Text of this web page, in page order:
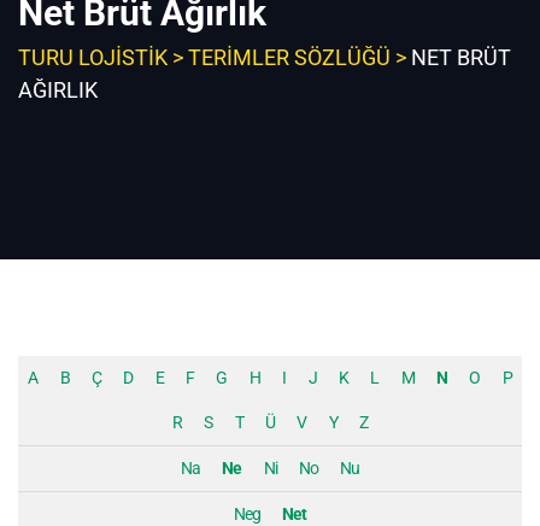
Net Brüt Ağırlık
TURU LOJISTIK >TERIMLER SÖZLÜĞÜ > NET BRÜT
AĞIRLIK
A B Ç D E F G H I J K L M N O P
R S T Ü V Y Z
Na Ne Ni No Nu
Neg Net